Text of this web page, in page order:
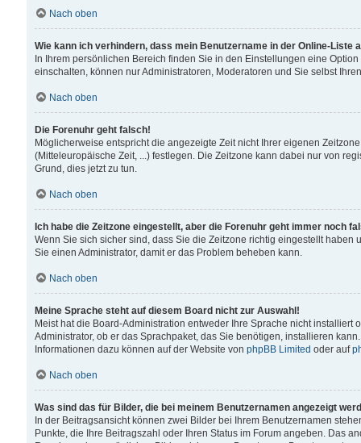
Nach oben
Wie kann ich verhindern, dass mein Benutzername in der Online-Liste
In Ihrem persönlichen Bereich finden Sie in den Einstellungen eine
einschalten, können nur Administratoren, Moderatoren und Sie selbst
Nach oben
Die Forenuhr geht falsch!
Möglicherweise entspricht die angezeigte Zeit nicht Ihrer eigenen
(Mitteleuropäische Zeit, ...) festlegen. Die Zeitzone kann dabei nur von
Grund, dies jetzt zu tun.
Nach oben
Ich habe die Zeitzone eingestellt, aber die Forenuhr geht immer noch
Wenn Sie sich sicher sind, dass Sie die Zeitzone richtig eingestellt
Sie einen Administrator, damit er das Problem beheben kann.
Nach oben
Meine Sprache steht auf diesem Board nicht zur Auswahl!
Meist hat die Board-Administration entweder Ihre Sprache nicht
Administrator, ob er das Sprachpaket, das Sie benötigen, installieren
Informationen dazu können auf der Website von phpBB Limited oder auf
Nach oben
Was sind das für Bilder, die bei meinem Benutzernamen angezeigt
In der Beitragsansicht können zwei Bilder bei Ihrem Benutzernamen
Punkte, die Ihre Beitragszahl oder Ihren Status im Forum angeben. Das